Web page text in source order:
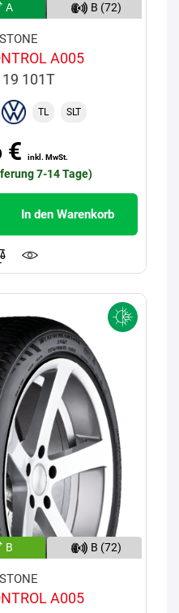
A B (72)
A005
101T
TL SLT
€ inkl. MwSt.
7-14 Tage)
In den Warenkorb
B B (72)
A005